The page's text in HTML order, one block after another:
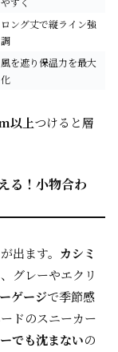
ロング丈で縦ライン強
調
風を遮り保温力を最大
化
以上つけると層
る！小物合わ
出ます。 カシミ
グレーやエクリ
ゲージで季節感
ドのスニーカー
でも沈まないの